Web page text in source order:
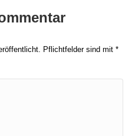
Pflichtfelder sind mit *